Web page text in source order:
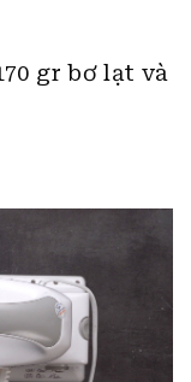
gr bơ lạt và